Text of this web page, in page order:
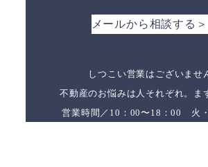
メールから相談する＞
しつこい営業はございませ
不動産のお悩みは人それぞれ。ま
営業時間／10：00〜18：00 火